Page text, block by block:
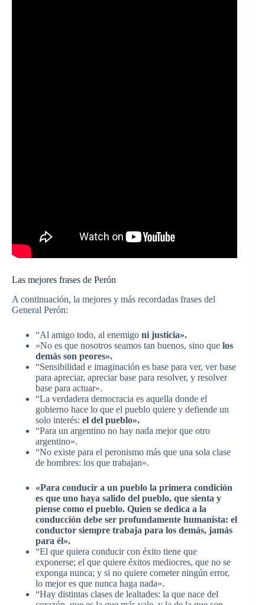
Las mejores frases de Perón
A continuación, la mejores y más recordadas frases del
General Perón:
“Al amigo todo, al enemigo ni justicia».
«No es que nosotros seamos tan buenos, sino que los
demás son peores».
“Sensibilidad e imaginación es base para ver, ver base
para apreciar, apreciar base para resolver, y resolver
base para actuar».
“La verdadera democracia es aquella donde el
gobierno hace lo que el pueblo quiere y defiende un
solo interés: el del pueblo».
“Para un argentino no hay nada mejor que otro
argentino».
“No existe para el peronismo más que una sola clase
de hombres: los que trabajan».
«Para conducir a un pueblo la primera condición
es que uno haya salido del pueblo, que sienta y
piense como el pueblo. Quien se dedica a la
conducción debe ser profundamente humanista: el
conductor siempre trabaja para los demás, jamás
para él».
“El que quiera conducir con éxito tiene que
exponerse; el que quiere éxitos mediocres, que no se
exponga nunca; y si no quiere cometer ningún error,
lo mejor es que nunca haga nada».
“Hay distintas clases de lealtades: la que nace del